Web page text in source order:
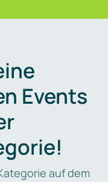
Events
auf dem